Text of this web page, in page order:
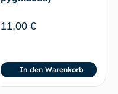
11,00 €
In den Warenkorb